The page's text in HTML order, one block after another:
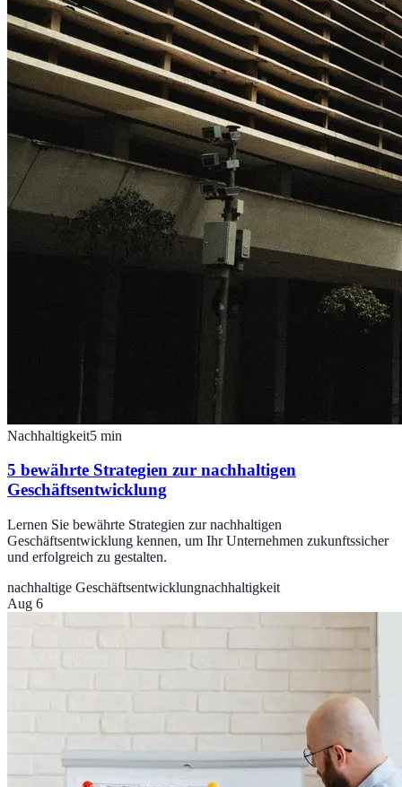
Nachhaltigkeit5 min
5 bewährte Strategien zur nachhaltigen
Geschäftsentwicklung
Lernen Sie bewährte Strategien zur nachhaltigen
Geschäftsentwicklung kennen, um Ihr Unternehmen zukunftssicher
und erfolgreich zu gestalten.
nachhaltige Geschäftsentwicklungnachhaltigkeit
Aug 6